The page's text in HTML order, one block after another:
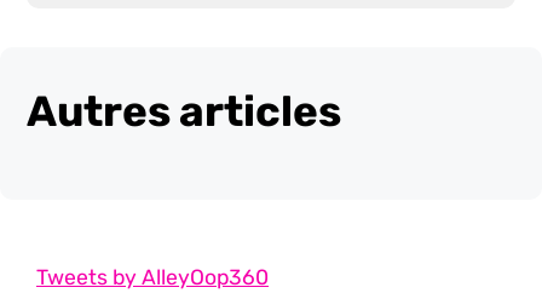
Autres articles
Tweets by AlleyOop360